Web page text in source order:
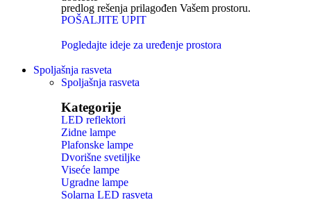
predlog rešenja prilagođen Vašem prostoru.
POŠALJITE UPIT
Pogledajte ideje za uređenje prostora
Spoljašnja rasveta
Spoljašnja rasveta
Kategorije
LED reflektori
Zidne lampe
Plafonske lampe
Dvorišne svetiljke
Viseće lampe
Ugradne lampe
Solarna LED rasveta